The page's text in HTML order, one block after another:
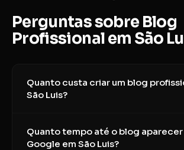
Perguntas sobre Blog
Profissional em São
Quanto custa criar um blog
São Luis?
Quanto tempo até o blog aparecer
Google em São Luis?